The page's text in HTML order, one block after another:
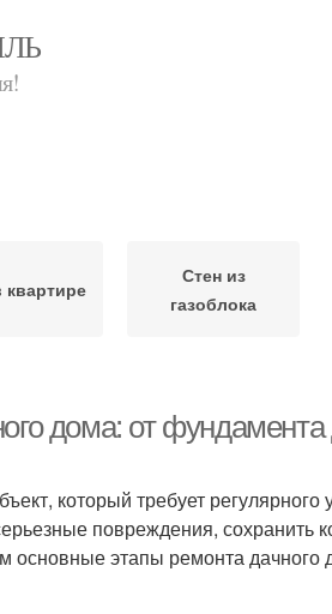
квартире
Стен из
газоблока
дома: от
который требует регулярного
повреждения, сохранить
этапы ремонта дачного